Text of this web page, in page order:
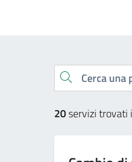
Cerca una parola chiave
20servizi trovati